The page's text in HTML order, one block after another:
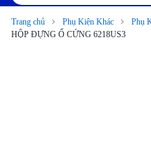
Trang chủ Phụ Kiện Khác
Phụ
HỘP ĐỰNG Ổ CỨNG 6218US3